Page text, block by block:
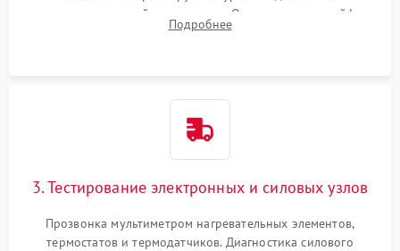
стеклокерамической поверхности. Отсоединение шлейфов
сенсорного блока для доступа к силовым платам, катушкам
Подробнее
3. Тестирование электронных и силовых узлов
Прозвонка мультиметром нагревательных элементов,
термостатов и термодатчиков. Диагностика силового